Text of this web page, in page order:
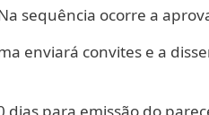
sequência ocorre a
enviará convites e a